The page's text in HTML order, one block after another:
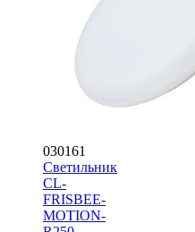
030161
Светильник
CL-
FRISBEE-
MOTION-